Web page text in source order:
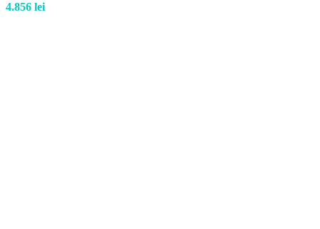
4.856 lei